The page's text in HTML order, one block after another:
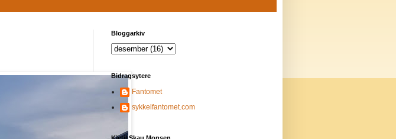
Bloggarkiv
Bidragsytere
Fantomet
sykkelfantomet.com